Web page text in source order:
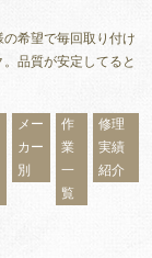
希望で毎回取り付け
品質が安定してると
メー
カー
別
作
業
一
覧
修理
実績
紹介